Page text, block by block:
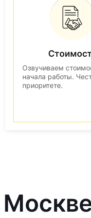
Озвучиваем
начала работы.
приоритете.